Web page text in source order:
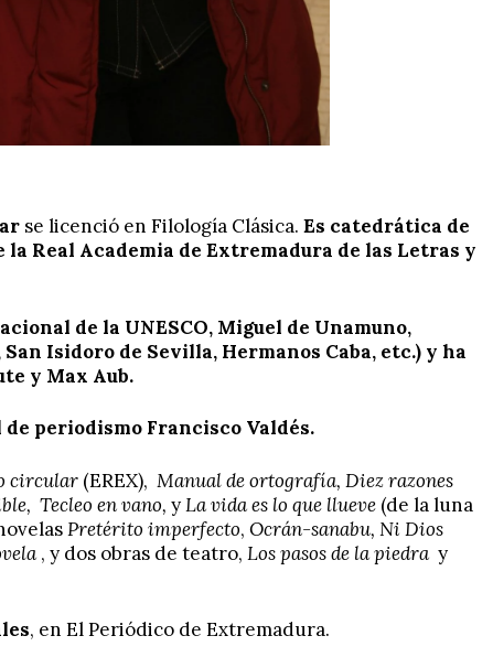
se licenció en Filología Clásica. Es catedrática de
Real Academia de Extremadura de las Letras y
de la UNESCO, Miguel de Unamuno,
Isidoro de Sevilla, Hermanos Caba, etc.) y ha
y Max Aub.
periodismo Francisco Valdés.
circular (EREX), Manual de ortografía, Diez razones
Tecleo en vano, yLa vida es lo que llueve (de la luna
Pretérito imperfecto, Ocrán-sanabu, Ni Dios
, y dos obras de teatro, Los pasos de la piedra y
, en El Periódico de Extremadura.